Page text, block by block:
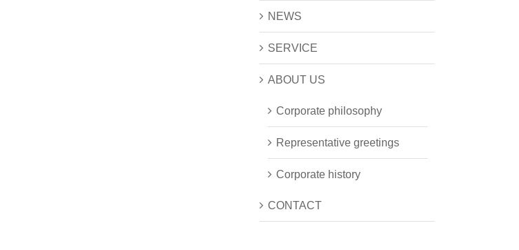
NEWS
SERVICE
ABOUT US
Corporate philosophy
Representative greetings
Corporate history
CONTACT